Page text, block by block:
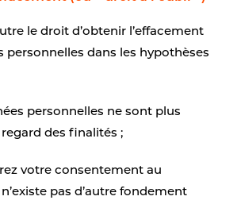
le droit d’obtenir l’effacement
personnelles dans les hypothèses
personnelles ne sont plus
des finalités ;
votre consentement au
pas d’autre fondement